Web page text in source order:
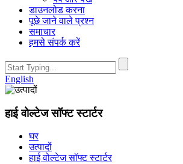
डाउनलोड करना
पूछे जाने वाले प्रश्न
समाचार
हमसे संपर्क करें
English
हाई वोल्टेज सॉफ्ट स्टार्टर
घर
उत्पादों
हाई वोल्टेज सॉफ्ट स्टार्टर